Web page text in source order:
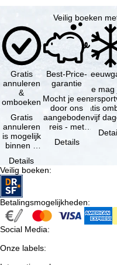
Veilig boeken
Gratis
annuleren
&
omboeken
Gratis
annuleren
is mogelijk
binnen 5
de
boeking,
als jouw
vakantie …
Details
Best-Price-
garantie
Mocht je een
door ons
aangeboden
reis - met
beschikbaarheid
Details
Je
gratis
als vijf
Veilig boeken:
Betalingsmogelijkheden:
Social Media:
Onze labels: